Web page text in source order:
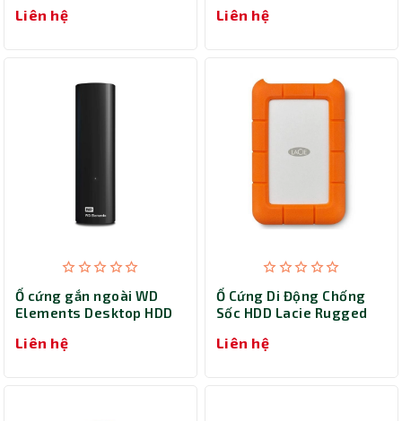
WDBBGB0260HBK-SESN
Liên hệ
WDBBGB0220HBK-SESN
Liên hệ
Ổ cứng gắn ngoài WD
Elements Desktop HDD
WDBBKG0260HBK-SESN
Liên hệ
Ổ Cứng Di Động Chống
Sốc HDD Lacie Rugged
STFR1000800
Liên hệ